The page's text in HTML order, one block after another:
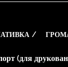
(для